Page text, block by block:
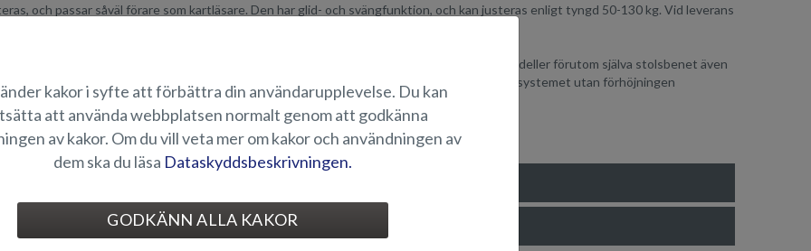
och passar såväl förare som kartläsare. Den har glid- och svängfunktion, och kan justeras enligt tyngd 50-130 kg. Vid leverans
är lämpat till Seahawk CCX- och Shark CCX -modellerna, därför att ifrågavarande båtmodeller förutom själva stolsbenet även
förhöjningsdel. För övriga båtmodeller (alla andra utom Fox Avant) räcker själva fjädrande stolsystemet utan förhöjningen
på fjädrande stolsystemet utan upphöjning.
kakor i syfte att förbättra din användarupplevelse. Du kan
att använda webbplatsen normalt genom att godkänna
av kakor. Om du vill veta mer om kakor och användningen av
dem ska du läsa Dataskyddsbeskrivningen.
GODKÄNN ALLA KAKOR